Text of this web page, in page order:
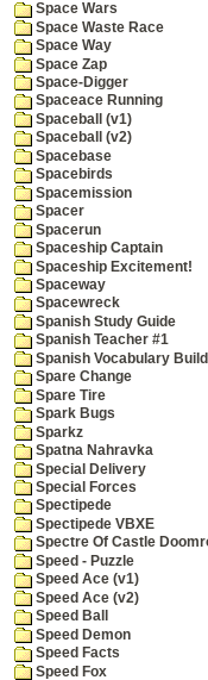
Space Wars
Space Waste Race
Space Way
Space Zap
Space-Digger
Spaceace Running
Spaceball (v1)
Spaceball (v2)
Spacebase
Spacebirds
Spacemission
Spacer
Spacerun
Spaceship Captain
Spaceship Excitement!
Spaceway
Spacewreck
Spanish Study Guide
Spanish Teacher #1
Spanish Vocabulary
Spare Change
Spare Tire
Spark Bugs
Sparkz
Spatna Nahravka
Special Delivery
Special Forces
Spectipede
Spectipede VBXE
Spectre Of Castle
Speed - Puzzle
Speed Ace (v1)
Speed Ace (v2)
Speed Ball
Speed Demon
Speed Facts
Speed Fox